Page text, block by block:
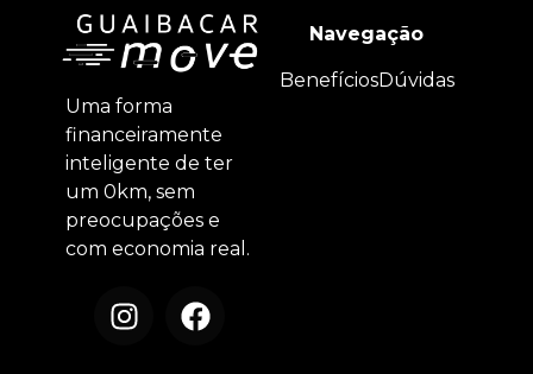
Uma forma
financeiramente
inteligente de ter
um 0km, sem
preocupações e
com economia real.
Navegação
BenefíciosDúvidas